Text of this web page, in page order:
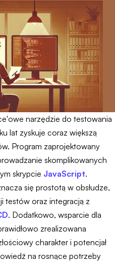
narzędzie do testowania
lat zyskuje coraz większą
Program zaprojektowany
skomplikowanych
skrypcie JavaScript.
się prostotą w obsłudze,
testów oraz integracją z
. Dodatkowo, wsparcie dla
zrealizowana
charakter i potencjał
na rosnące potrzeby